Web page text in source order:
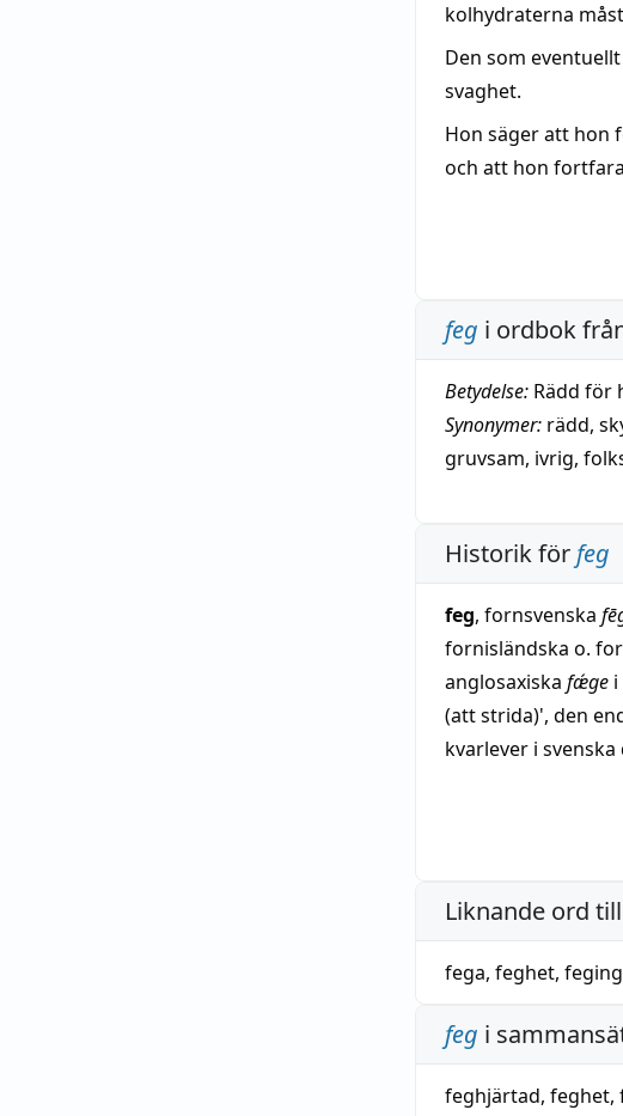
kolhydraterna
Den som
svaghet.
Hon säger att hon
och att hon
feg i ordbok
Betydelse: Rädd för
Synonymer: rädd,
gruvsam, ivrig,
Historik för feg
feg, fornsvenska
fornisländska o.
anglosaxiska fǽge i
(att strida)', den
kvarlever i
Liknande ord till
fega, feghet, feging
feg i
feghjärtad, feghet,